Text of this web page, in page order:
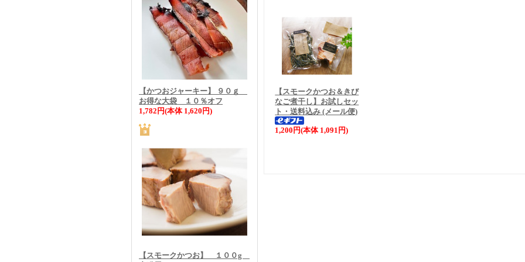
【かつおジャーキー】 ９０ｇ
お得な大袋 １０％オフ
1,782円(本体 1,620円)
【スモークかつお】 １００g
【スモークかつお＆きび
なご煮干し】お試しセッ
ト・送料込み (メール便)
1,200円(本体 1,091円)